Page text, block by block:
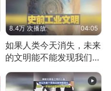
8.4万 次播放 04:05
如果人类今天消失，未来
的文明能不能发现我们存